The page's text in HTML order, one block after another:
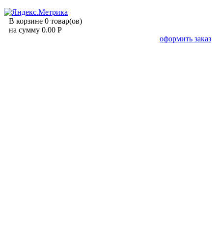
В корзине 0 товар(ов)
на сумму 0.00 Р
оформить заказ